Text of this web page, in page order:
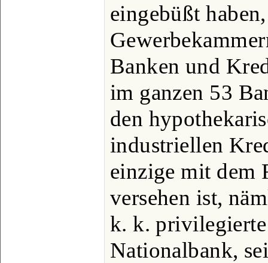
eingebüßt
Banken und
im ganzen 53
den
industriellen
einzige mit dem
versehen ist,
k. k.
Nationalbank,